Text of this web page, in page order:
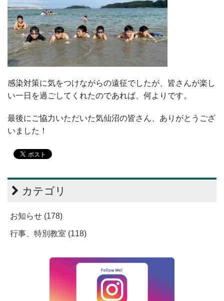
感染対策に気をつけながらの遠征でしたが、皆さんが楽し
い一日を過ごしてくれたのであれば、何よりです。
最後にご協力いただいた気仙沼の皆さん、ありがとうござ
いました！
カテゴリ
お知らせ (178)
行事、特別教室 (118)